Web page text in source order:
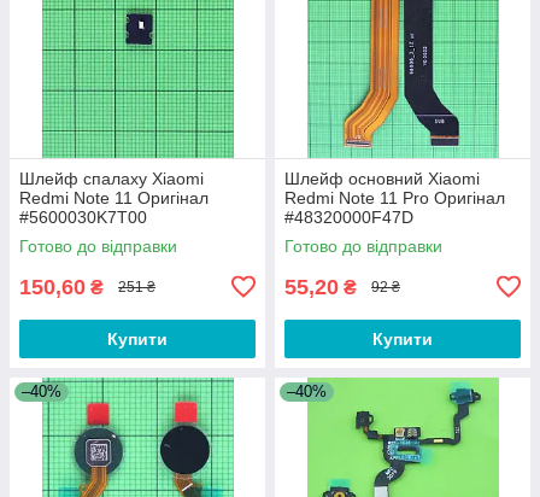
Шлейф спалаху Xiaomi
Redmi Note 11 Оригінал
#5600030K7T00
Готово до відправки
150,60 ₴ 251 ₴
Купити
Шлейф основний Xiaomi
Redmi Note 11 Pro Оригінал
#48320000F47D
Готово до відправки
55,20 ₴ 92 ₴
Купити
–40% –40%